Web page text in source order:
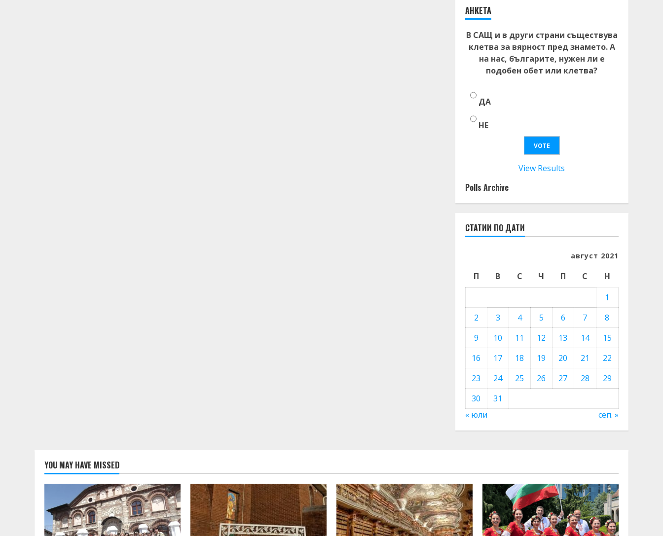
АНКЕТА
В САЩ и в други страни съществува
клетва за вярност пред знамето. А
на нас, българите, нужен ли е
подобен обет или клетва?
ДА
НЕ
View Results
Polls Archive
СТАТИИ ПО ДАТИ
август 2021
П В С Ч П С
Н
1
2
3 4 5 6 7
8
9
10 11 12 13 14
15
16
17 18 19 20 21
22
23
24 25 26 27 28
29
30
31
« юли
сеп. »
YOU MAY HAVE MISSED